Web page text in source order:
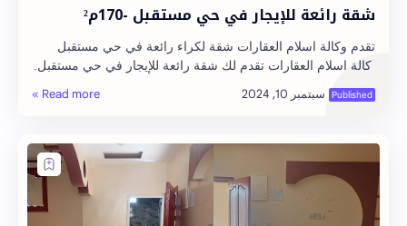
شقة رائعة للإيجار في حي مستقبل -170م²
تقدم وكالة اسلام العقارات شقة لكراء رائعة في حي مستقبل
كالة اسلام العقارات تقدم لك شقة رائعة للإيجار في حي مستقبل.
تتميز الشقة بموقع استراتيجي ومسا…